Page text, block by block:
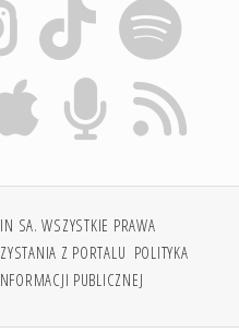
SA. WSZYSTKIE PRAWA
Z PORTALU POLITYKA
PUBLICZNEJ